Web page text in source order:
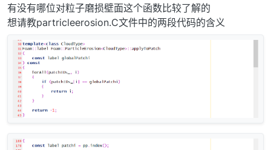
有没有哪位对粒子磨损壁面这个函数比较了解的
想请教partricleerosion.C文件中的两段代码的含义